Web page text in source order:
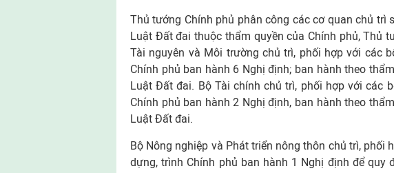
Thủ tướng Chính phủ phân công các cơ quan chủ trì
Luật Đất đai thuộc thẩm quyền của Chính phủ, Thủ
Tài nguyên và Môi trường chủ trì, phối hợp với các
Chính phủ ban hành 6 Nghị định; ban hành theo
Luật Đất đai. Bộ Tài chính chủ trì, phối hợp với các
Chính phủ ban hành 2 Nghị định, ban hành theo
Luật Đất đai.
Bộ Nông nghiệp và Phát triển nông thôn chủ trì, phối
dựng, trình Chính phủ ban hành 1 Nghị định để